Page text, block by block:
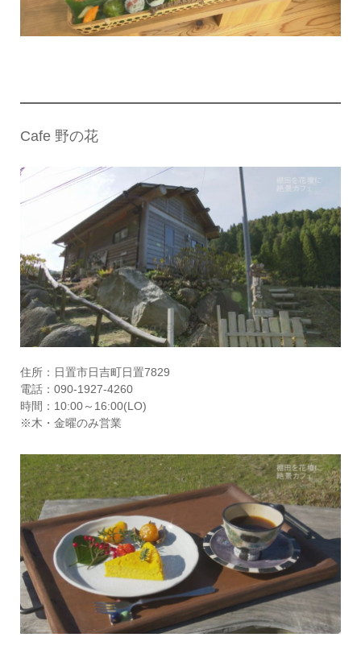
Cafe 野の花
住所：日置市日吉町日置7829
電話：090-1927-4260
時間：10:00～16:00(LO)
※木・金曜のみ営業